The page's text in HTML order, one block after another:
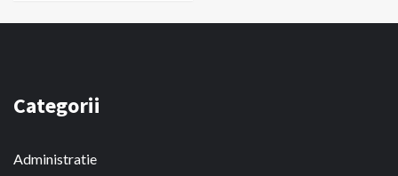
Categorii
Administratie